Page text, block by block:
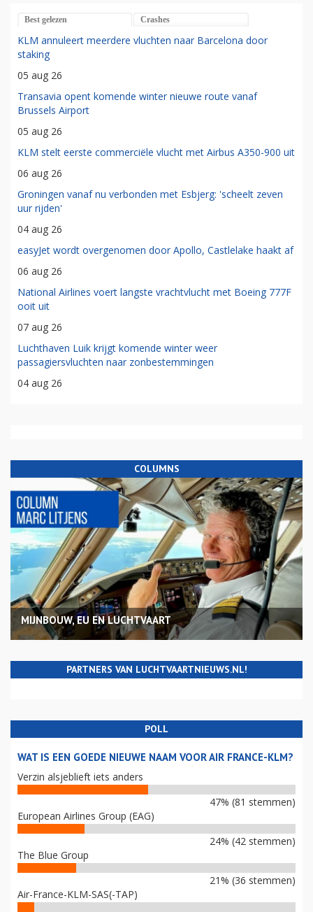
Best gelezen Crashes
KLM annuleert meerdere vluchten naar Barcelona door
staking
05 aug 26
Transavia opent komende winter nieuwe route vanaf
Brussels Airport
05 aug 26
KLM stelt eerste commerciële vlucht met Airbus A350-900 uit
06 aug 26
Groningen vanaf nu verbonden met Esbjerg: 'scheelt zeven
uur rijden'
04 aug 26
easyJet wordt overgenomen door Apollo, Castlelake haakt af
06 aug 26
National Airlines voert langste vrachtvlucht met Boeing 777F
ooit uit
07 aug 26
Luchthaven Luik krijgt komende winter weer
passagiersvluchten naar zonbestemmingen
04 aug 26
COLUMNS
MIJNBOUW, EU EN LUCHTVAART
PARTNERS VAN LUCHTVAARTNIEUWS.NL!
POLL
WAT IS EEN GOEDE NIEUWE NAAM VOOR AIR FRANCE-KLM?
Verzin alsjeblieft iets anders
47% (81 stemmen)
European Airlines Group (EAG)
24% (42 stemmen)
The Blue Group
21% (36 stemmen)
Air-France-KLM-SAS(-TAP)